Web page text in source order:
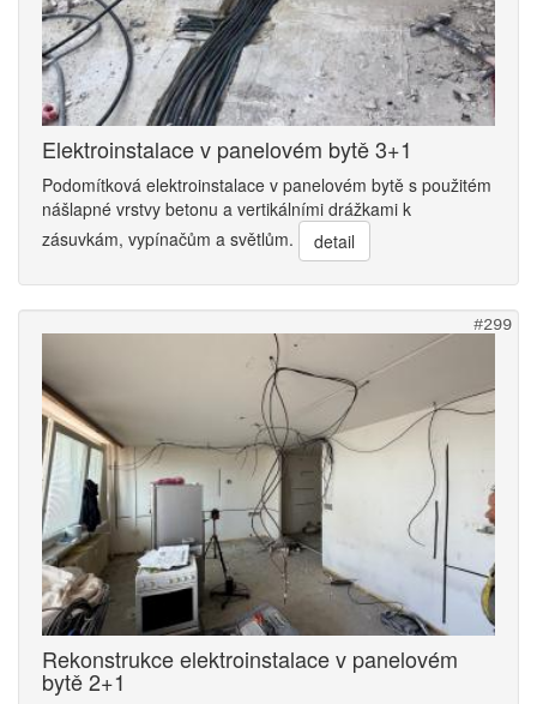
Elektroinstalace v panelovém bytě 3+1
Podomítková elektroinstalace v panelovém bytě s použitém
nášlapné vrstvy betonu a vertikálními drážkami k
zásuvkám, vypínačům a světlům.
detail
#299
Rekonstrukce elektroinstalace v panelovém
bytě 2+1